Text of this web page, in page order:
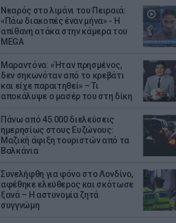
Νεαρός στο λιμάνι του Πειραιά:
«Πάω διακοπές έναν μήνα» - Η
απίθανη ατάκα στην κάμερα του
MEGA
Μαραντόνα: «Ήταν πρησμένος,
δεν σηκωνόταν από το κρεβάτι
και είχε παραιτηθεί» – Τι
αποκάλυψε ο μασέρ του στη δίκη
Πάνω από 45.000 διελεύσεις
ημερησίως στους Ευζώνους:
Μαζική άφιξη τουριστών από τα
Βαλκάνια
Συνελήφθη για φόνο στο Λονδίνο,
αφέθηκε ελεύθερος και σκότωσε
ξανά – Η αστυνομία ζητά
συγγνώμη